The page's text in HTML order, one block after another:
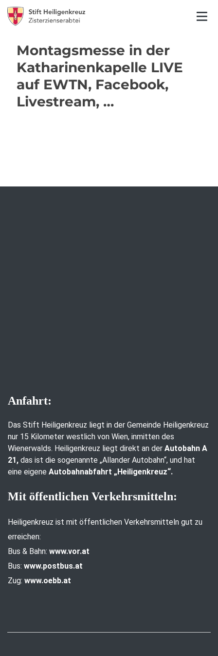
Montagsmesse in der
Katharinenkapelle LIVE
auf EWTN, Facebook,
Livestream, …
Anfahrt:
Das Stift Heiligenkreuz liegt in der Gemeinde Heiligenkreuz
nur 15 Kilometer westlich von Wien, inmitten des
Wienerwalds. Heiligenkreuz liegt direkt an der Autobahn A
21, das ist die sogenannte „Allander Autobahn“, und hat
eine eigene Autobahnabfahrt „Heiligenkreuz“.
Mit öffentlichen Verkehrsmitteln:
Heiligenkreuz ist mit öffentlichen Verkehrsmitteln gut zu
erreichen:
Bus & Bahn: www.vor.at
Bus: www.postbus.at
Zug: www.oebb.at